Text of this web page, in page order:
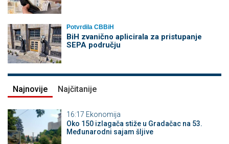
Potvrdila CBBiH
BiH zvanično aplicirala za pristupanje
SEPA području
Najnovije Najčitanije
16:17 Ekonomija
Oko 150 izlagača stiže u Gradačac na 53.
Međunarodni sajam šljive